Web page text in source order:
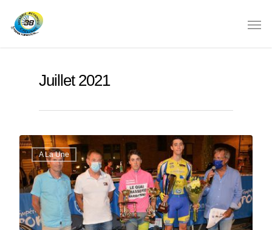
Juillet 2021
A La Une